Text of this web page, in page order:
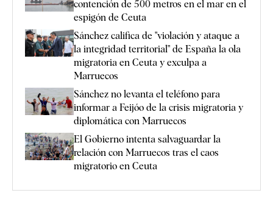
contención de 500 metros en el mar en el
espigón de Ceuta
Sánchez califica de "violación y ataque a
la integridad territorial" de España la ola
migratoria en Ceuta y exculpa a
Marruecos
Sánchez no levanta el teléfono para
informar a Feijóo de la crisis migratoria y
diplomática con Marruecos
El Gobierno intenta salvaguardar la
relación con Marruecos tras el caos
migratorio en Ceuta